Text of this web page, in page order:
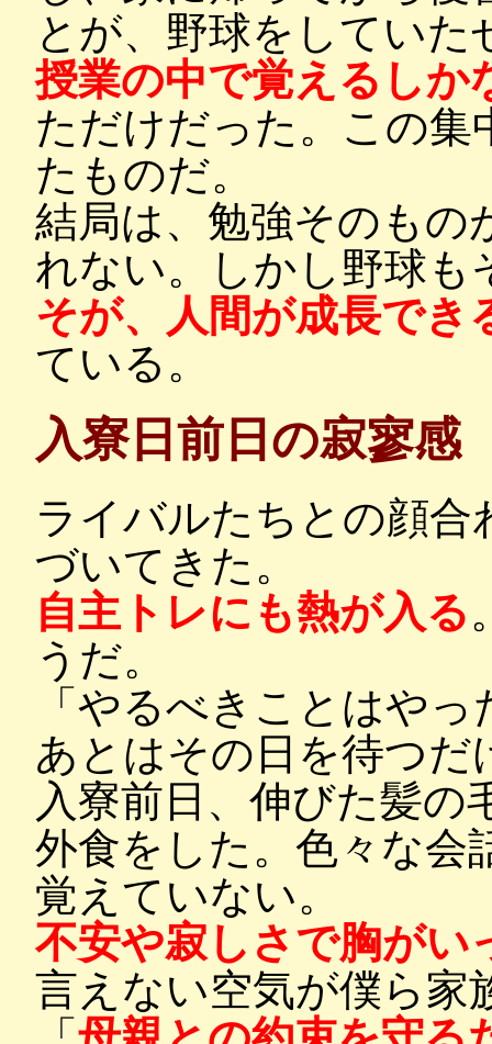
とが、野球をしてい
授業の中で覚えるしか
ただけだった。この集
たものだ。
結局は、勉強そのもの
れない。しかし野球も
そが、人間が成長でき
ている。
入寮日前日の寂寥感
ライバルたちとの顔
づいてきた。
自主トレにも熱が入る
うだ。
「やるべきことはやっ
あとはその日を待つだ
入寮前日、伸びた髪
外食をした。色々な会
覚えていない。
不安や寂しさで胸がい
言えない空気が僕ら家